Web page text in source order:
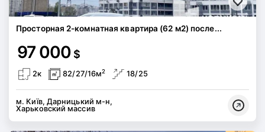
Просторная 2-комнатная квартира (62 м2) после...
97 000 $
2к 82/27/16м2 18/25
м. Київ, Дарницький м-н,
Харьковский массив